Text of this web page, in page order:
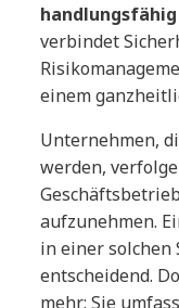
verbindet
einem
Unternehmen,
werden,
aufzunehmen.
in einer
entscheidend.
mehr: Sie